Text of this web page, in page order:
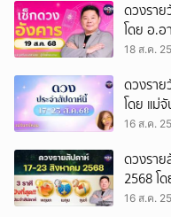
ดวงราย
โดย อ.
18 ส.ค.
ดวงราย
โดย แม่
16 ส.ค.
ดวงราย
2568 โ
ดวงLive
16 ส.ค.